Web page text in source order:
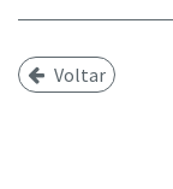
Voltar